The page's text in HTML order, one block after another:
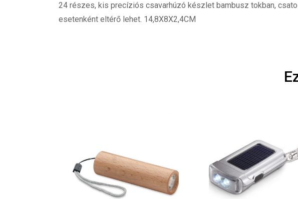
24 részes, kis precíziós csavarhúzó készlet bambusz tokban,
esetenként eltérő lehet. 14,8X8X2,4CM